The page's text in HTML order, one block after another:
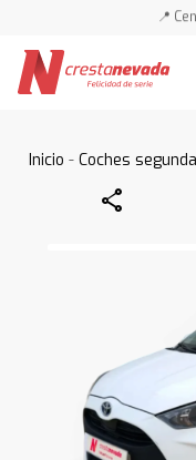
📍
📍
Inicio -Coches
Share